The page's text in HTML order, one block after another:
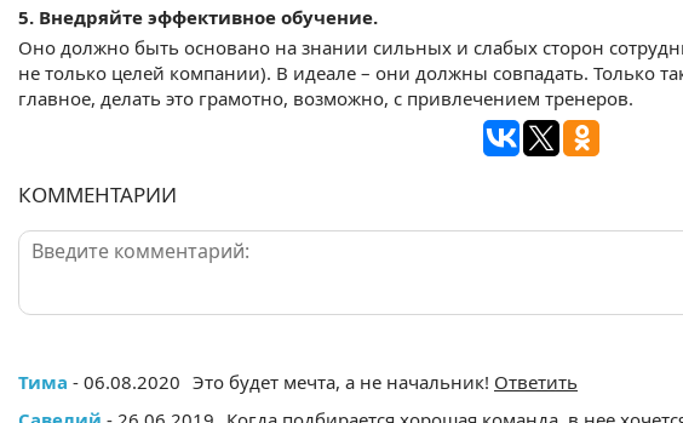
5. Внедряйте эффективное обучение.
Оно должно быть основано на знании сильных и слабых сторон
не только целей компании). В идеале – они должны совпадать. Только
главное, делать это грамотно, возможно, с привлечением тренеров.
КОММЕНТАРИИ
Тима - 06.08.2020 Это будет мечта, а не начальник! Ответить